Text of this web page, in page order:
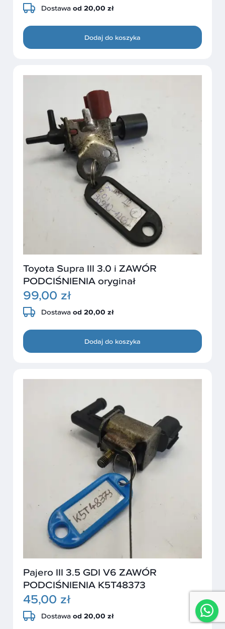
Dostawa od 20,00 zł
Dodaj do koszyka
Toyota Supra III 3.0 i ZAWÓR
PODCIŚNIENIA oryginał
99,00 zł
Dostawa od 20,00 zł
Dodaj do koszyka
Pajero III 3.5 GDI V6 ZAWÓR
PODCIŚNIENIA K5T48373
45,00 zł
Dostawa od 20,00 zł